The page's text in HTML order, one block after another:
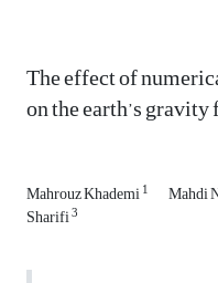
The effect of
on the earth’s
Mahrouz Khademi1 Mahdi
Sharifi3